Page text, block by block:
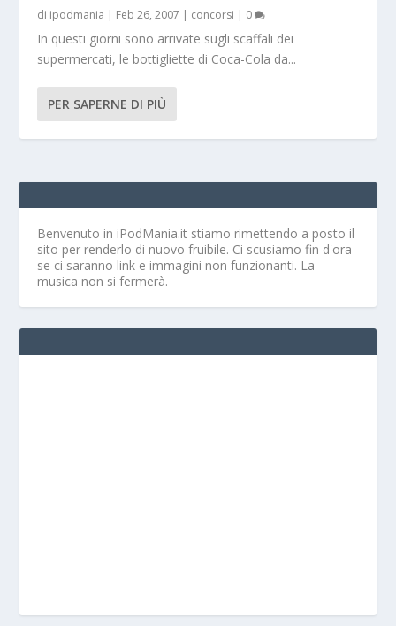
di ipodmania | Feb 26, 2007 | concorsi | 0
In questi giorni sono arrivate sugli scaffali dei
supermercati, le bottigliette di Coca-Cola da...
PER SAPERNE DI PIÙ
Benvenuto in iPodMania.it stiamo rimettendo a posto il
sito per renderlo di nuovo fruibile. Ci scusiamo fin d'ora
se ci saranno link e immagini non funzionanti. La
musica non si fermerà.